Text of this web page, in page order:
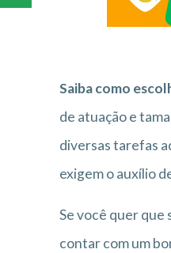
Saiba como
de atuação e
diversas tarefas
exigem o auxílio
Se você quer que
contar com um